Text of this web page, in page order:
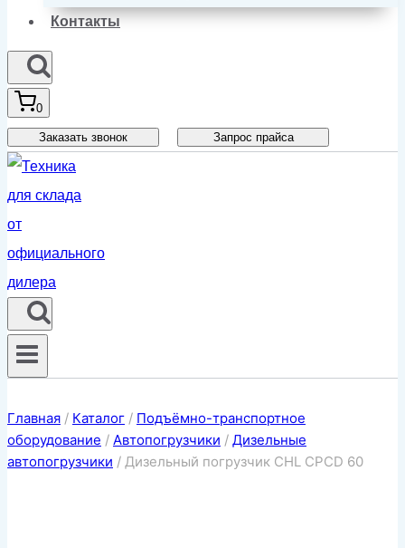
Контакты
0
Заказать звонок Запрос прайса
Главная / Каталог / Подъёмно-транспортное
оборудование / Автопогрузчики / Дизельные
автопогрузчики / Дизельный погрузчик CHL CPCD 60